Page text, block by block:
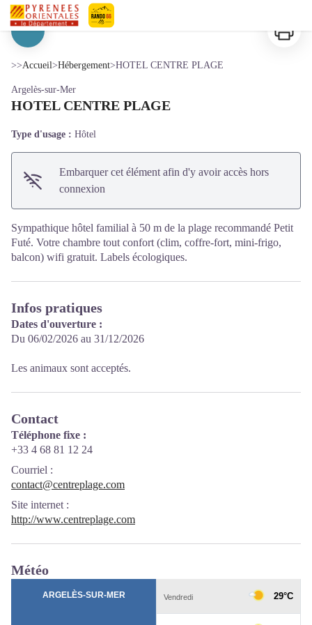
HOTEL CENTRE PLAGE
>>Accueil>Hébergement>HOTEL CENTRE PLAGE
Argelès-sur-Mer
HOTEL CENTRE PLAGE
Type d'usage : Hôtel
Embarquer cet élément afin d'y avoir accès hors
connexion
Sympathique hôtel familial à 50 m de la plage recommandé Petit
Futé. Votre chambre tout confort (clim, coffre-fort, mini-frigo,
balcon) wifi gratuit. Labels écologiques.
Infos pratiques
Dates d'ouverture :
Du 06/02/2026 au 31/12/2026
Les animaux sont acceptés.
Contact
Téléphone fixe :
+33 4 68 81 12 24
Courriel :
contact@centreplage.com
Site internet :
http://www.centreplage.com
Météo